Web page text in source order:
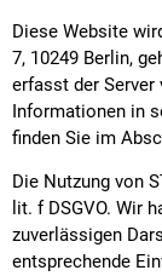
Diese Website
7, 10249 Berlin,
erfasst der Server
Informationen in
finden Sie im
Die Nutzung von
lit. f DSGVO. Wir
zuverlässigen
entsprechende